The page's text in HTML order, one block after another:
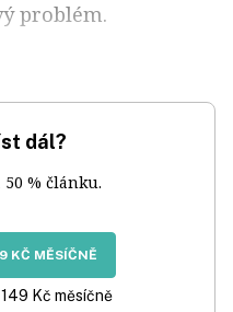
problém.
dál?
50 % článku.
KČ MĚSÍČNĚ
Kč měsíčně